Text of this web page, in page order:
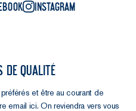
Instagram
DE QUALITÉ
et être au courant de
email ici. On reviendra vers vous